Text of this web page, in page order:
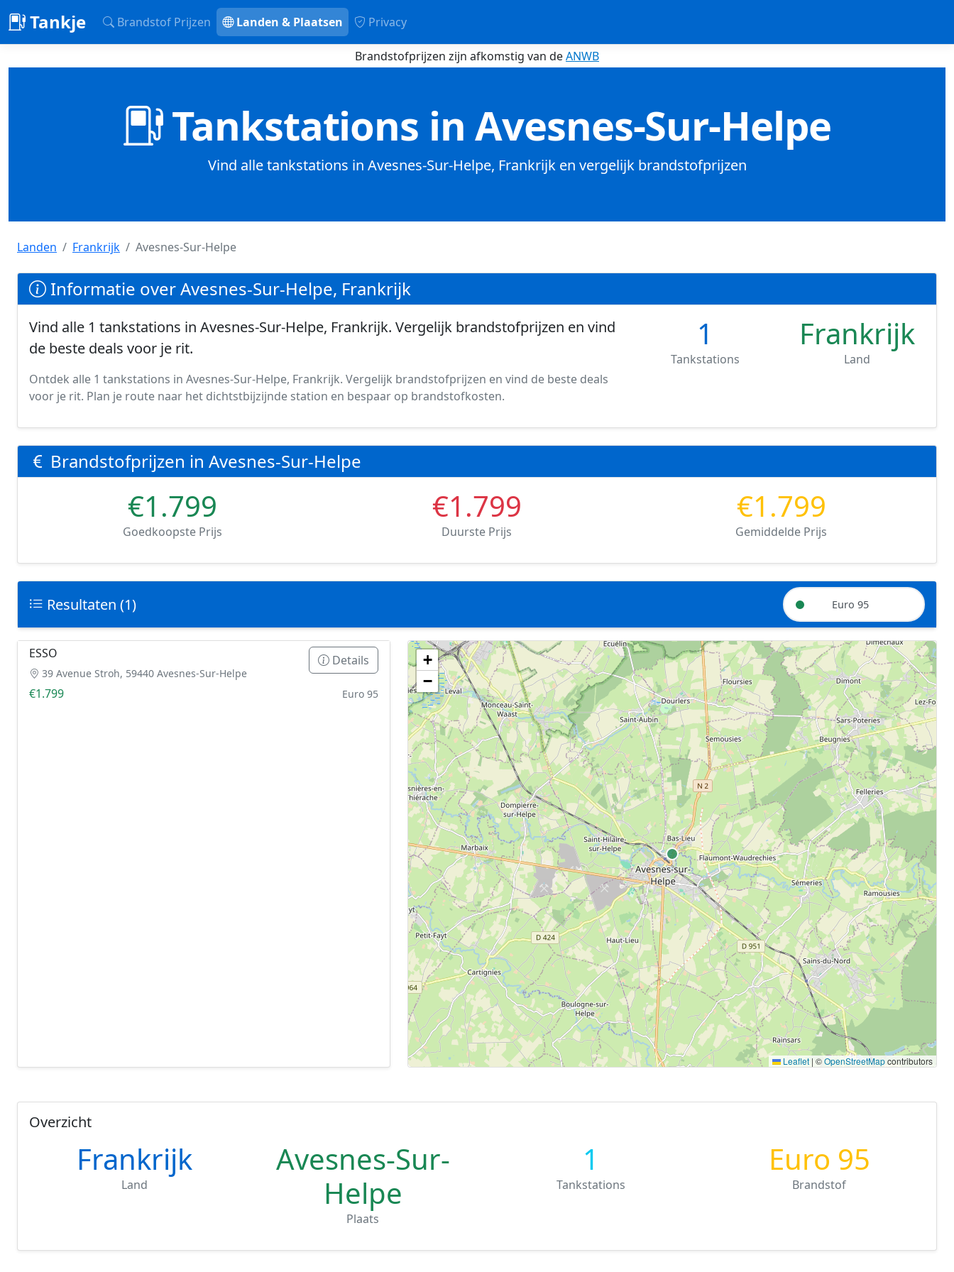
Tankje Brandstof Prijzen Landen & Plaatsen Privacy
Brandstofprijzen zijn afkomstig van deANWB
Tankstations in Avesnes-Sur-Helpe
Vind alle tankstations in Avesnes-Sur-Helpe, Frankrijk en vergelijk brandstofprijzen
Landen Frankrijk Avesnes-Sur-Helpe
Informatie over Avesnes-Sur-Helpe, Frankrijk
Vind alle 1 tankstations in Avesnes-Sur-Helpe, Frankrijk. Vergelijk brandstofprijzen en vind
de beste deals voor je rit.
Ontdek alle 1 tankstations in Avesnes-Sur-Helpe, Frankrijk. Vergelijk brandstofprijzen en vind de beste deals
voor je rit. Plan je route naar het dichtstbijzijnde station en bespaar op brandstofkosten.
1
Tankstations
Frankrijk
Land
Brandstofprijzen in Avesnes-Sur-Helpe
€1.799
Goedkoopste Prijs
€1.799
Duurste Prijs
€1.799
Gemiddelde Prijs
Resultaten (1) Euro 95
Geen tankstations met locatiegegevens gevonden.
De kaart kan niet worden weergegeven zonder GPS coördinaten.
+
−
Leaflet | ©OpenStreetMapcontributors
ESSO
39 Avenue Stroh, 59440 Avesnes-Sur-Helpe
Details
€1.799 Euro 95
Overzicht
Frankrijk
Land
Avesnes-Sur-
Helpe
Plaats
1
Tankstations
Euro 95
Brandstof